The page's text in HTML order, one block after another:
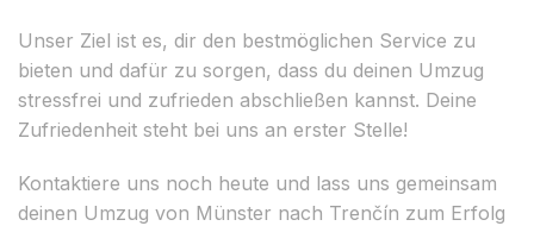
Unser Ziel ist es, dir den bestmöglichen Service zu
bieten und dafür zu sorgen, dass du deinen Umzug
stressfrei und zufrieden abschließen kannst. Deine
Zufriedenheit steht bei uns an erster Stelle!
Kontaktiere uns noch heute und lass uns gemeinsam
deinen Umzug von Münster nach Trenčín zum Erfolg